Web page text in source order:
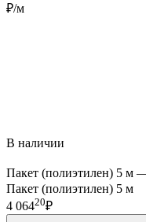
₽/м
В наличии
Пакет (полиэтилен) 5 м
Пакет (полиэтилен) 5 м
4 06420₽